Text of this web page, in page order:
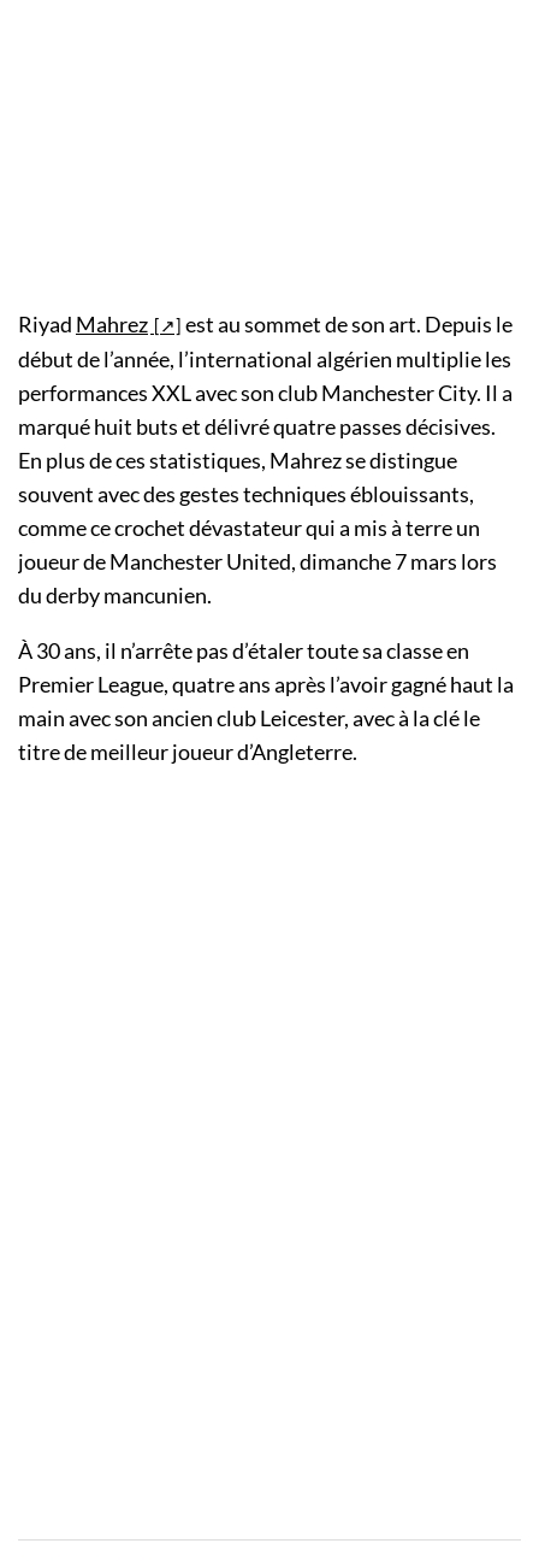
Riyad Mahrez
est au sommet de son art. Depuis le
début de l’année, l’international algérien multiplie les
performances XXL avec son club Manchester City. Il a
marqué huit buts et délivré quatre passes décisives.
En plus de ces statistiques, Mahrez se distingue
souvent avec des gestes techniques éblouissants,
comme ce crochet dévastateur qui a mis à terre un
joueur de Manchester United, dimanche 7 mars lors
du derby mancunien.
À 30 ans, il n’arrête pas d’étaler toute sa classe en
Premier League, quatre ans après l’avoir gagné haut la
main avec son ancien club Leicester, avec à la clé le
titre de meilleur joueur d’Angleterre.